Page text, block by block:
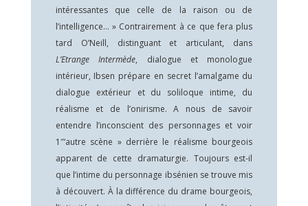
intéressantes que celle de la raison ou de
l’intelligence… » Contrairement à ce que fera plus
tard O’Neill, distinguant et articulant, dans
L’Etrange Intermède, dialogue et monologue
intérieur, Ibsen prépare en secret l’amalgame du
dialogue extérieur et du soliloque intime, du
réalisme et de l’onirisme. A nous de savoir
entendre l’inconscient des personnages et voir
1″‘autre scène » derrière le réalisme bourgeois
apparent de cette dramaturgie. Toujours est-il
que l’intime du personnage ibsénien se trouve mis
à découvert. À la différence du drame bourgeois,